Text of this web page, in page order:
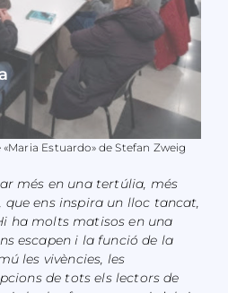
«Maria Estuardo» de Stefan Zweig
més en una tertúlia, més
que ens inspira un lloc tancat,
ha molts matisos en una
escapen i la funció de la
les vivències, les
de tots els lectors de